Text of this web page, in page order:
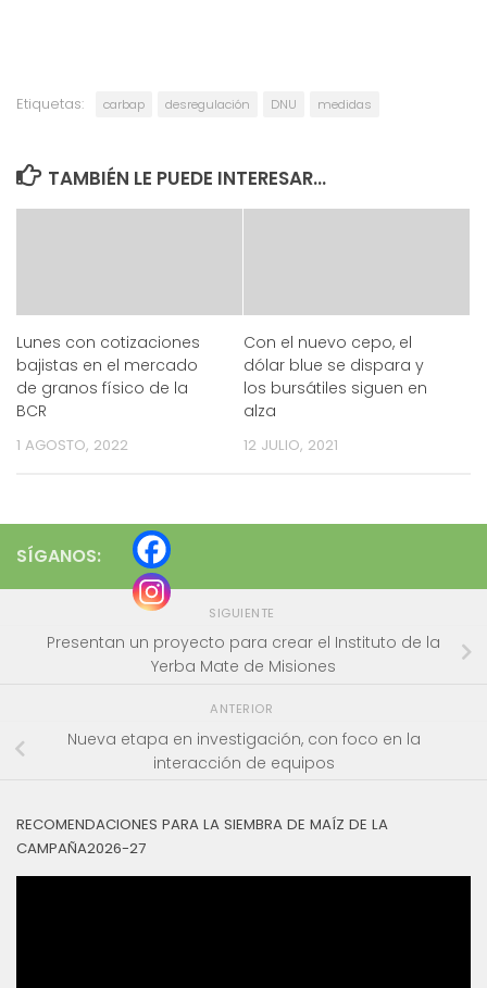
Etiquetas: carbap desregulación DNU medidas
TAMBIÉN LE PUEDE INTERESAR...
Lunes con cotizaciones
bajistas en el mercado
de granos físico de la
BCR
1 AGOSTO, 2022
Con el nuevo cepo, el
dólar blue se dispara y
los bursátiles siguen en
alza
12 JULIO, 2021
SÍGANOS:
SIGUIENTE
Presentan un proyecto para crear el Instituto de la
Yerba Mate de Misiones
ANTERIOR
Nueva etapa en investigación, con foco en la
interacción de equipos
RECOMENDACIONES PARA LA SIEMBRA DE MAÍZ DE LA
CAMPAÑA2026-27